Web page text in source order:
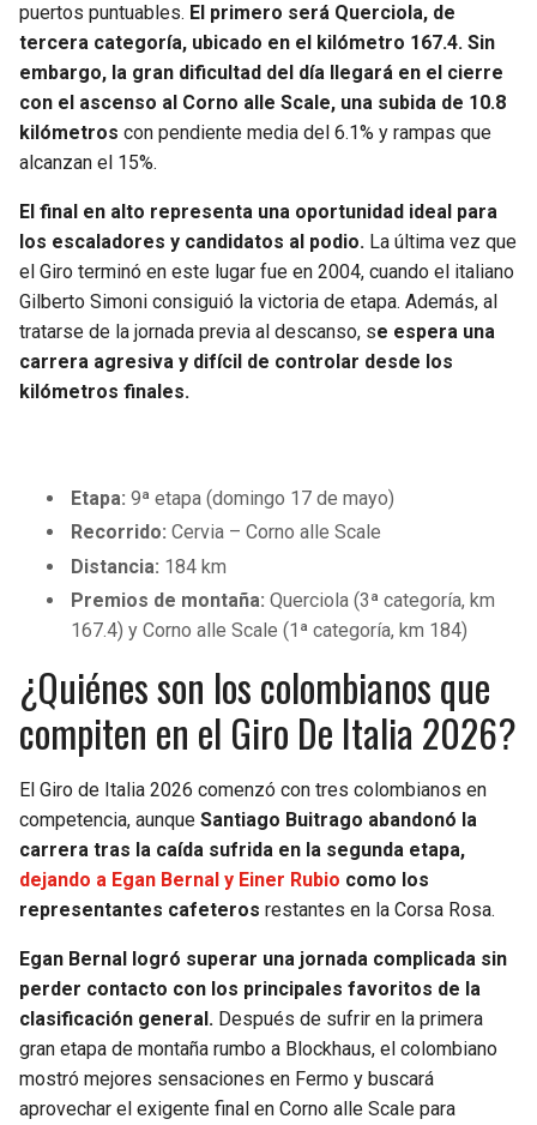
puertos puntuables. El primero será Querciola, de
tercera categoría, ubicado en el kilómetro 167.4. Sin
embargo, la gran dificultad del día llegará en el cierre
con el ascenso al Corno alle Scale, una subida de 10.8
kilómetros con pendiente media del 6.1% y rampas que
alcanzan el 15%.
El final en alto representa una oportunidad ideal para
los escaladores y candidatos al podio. La última vez que
el Giro terminó en este lugar fue en 2004, cuando el italiano
Gilberto Simoni consiguió la victoria de etapa. Además, al
tratarse de la jornada previa al descanso, se espera una
carrera agresiva y difícil de controlar desde los
kilómetros finales.
Etapa: 9ª etapa (domingo 17 de mayo)
Recorrido: Cervia – Corno alle Scale
Distancia: 184 km
Premios de montaña: Querciola (3ª categoría, km
167.4) y Corno alle Scale (1ª categoría, km 184)
¿Quiénes son los colombianos que
compiten en el Giro De Italia 2026?
El Giro de Italia 2026 comenzó con tres colombianos en
competencia, aunque Santiago Buitrago abandonó la
carrera tras la caída sufrida en la segunda etapa,
dejando a Egan Bernal y Einer Rubio como los
representantes cafeteros restantes en la Corsa Rosa.
Egan Bernal logró superar una jornada complicada sin
perder contacto con los principales favoritos de la
clasificación general. Después de sufrir en la primera
gran etapa de montaña rumbo a Blockhaus, el colombiano
mostró mejores sensaciones en Fermo y buscará
aprovechar el exigente final en Corno alle Scale para